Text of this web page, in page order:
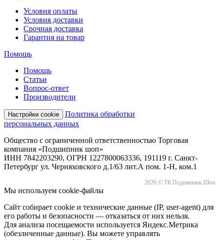
Условия оплаты
Условия доставки
Срочная доставка
Гарантия на товар
Помощь
Помощь
Статьи
Вопрос-ответ
Производители
Настройки cookie
Политика обработки
персональных данных
Общество с ограниченной ответственностью Торговая
компания «Подшипник шоп»
ИНН 7842203290, ОГРН 1227800063336, 191119 г. Санкт-
Петербург ул. Черняховского д.1/63 лит.А пом. 1-Н, ком.1
2026 © ТК Подшипник Шоп
Мы используем cookie-файлы
Сайт собирает cookie и технические данные (IP, user-agent) для
его работы и безопасности — отказаться от них нельзя.
Для анализа посещаемости используется Яндекс.Метрика
(обезличенные данные). Вы можете управлять